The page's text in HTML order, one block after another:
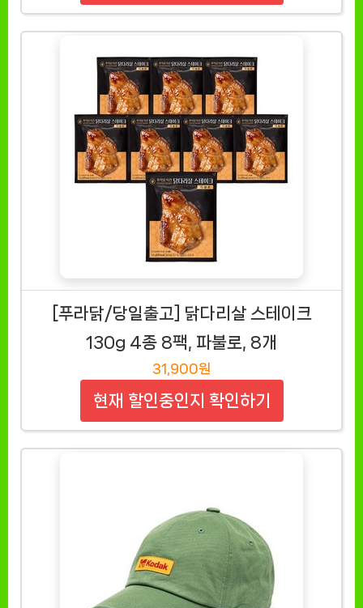
[푸라닭/당일출고] 닭다리살 스테이크
130g 4종 8팩, 파불로, 8개
31,900원
현재 할인중인지 확인하기